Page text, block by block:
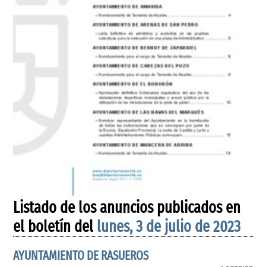
Listado de los anuncios publicados en
el boletín del lunes, 3 de julio de 2023
AYUNTAMIENTO DE RASUEROS